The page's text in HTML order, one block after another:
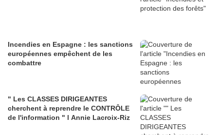
Incendies en Espagne : les sanctions
européennes empêchent de les
combattre
" Les CLASSES DIRIGEANTES
cherchent à reprendre le CONTRÔLE
de l'information " l Annie Lacroix-Riz